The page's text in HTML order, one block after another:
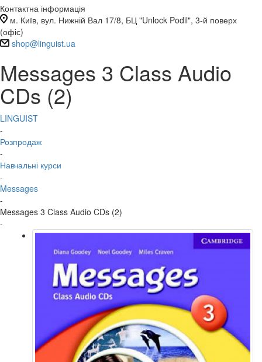
Контактна інформація
м. Київ, вул. Нижній Вал 17/8, БЦ "Unlock Podil", 3-й поверх
(офіс)
shop@linguist.ua
Messages 3 Class Audio
CDs (2)
LINGUIST
-
Розпродаж
-
Навчальні курси
-
Messages
-
Messages 3 Class Audio CDs (2)
-